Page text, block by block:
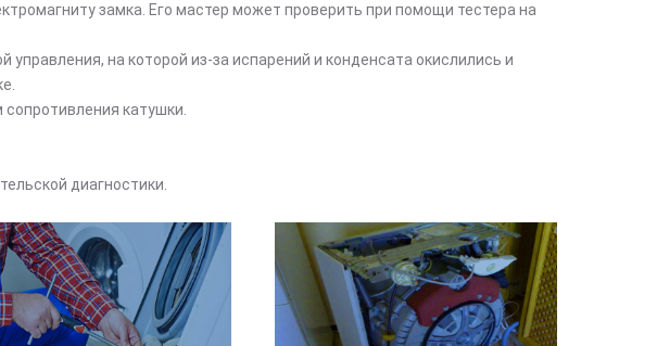
замка. Его мастер может проверить при помощи тестера на
на которой из-за испарений и конденсата окислились и
катушки.
диагностики.